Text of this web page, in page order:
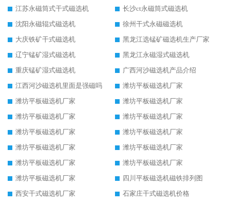
江苏永磁筒式干式磁选机
长沙ct永磁筒式磁选机
沈阳永磁辊式磁选机
徐州干式永磁磁选机
大庆铁矿干式磁选机
黑龙江选锰矿磁选机生产厂家
辽宁锰矿湿式磁选机
黑龙江永磁湿式磁选机
重庆锰矿湿式磁选机
广西河沙磁选机产品介绍
江西河沙磁选机里面是强磁吗
潍坊平板磁选机厂家
潍坊平板磁选机厂家
潍坊平板磁选机厂家
潍坊平板磁选机厂家
潍坊平板磁选机厂家
潍坊平板磁选机厂家
潍坊平板磁选机厂家
潍坊平板磁选机厂家
潍坊平板磁选机厂家
潍坊平板磁选机厂家
潍坊平板磁选机厂家
潍坊平板磁选机厂家
四川平板磁选机磁铁排列图
西安干式磁选机厂家
石家庄干式磁选机价格